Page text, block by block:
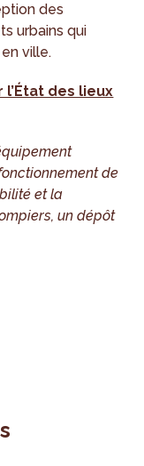
des
urbains qui
ville.
des lieux
de
et la
un dépôt